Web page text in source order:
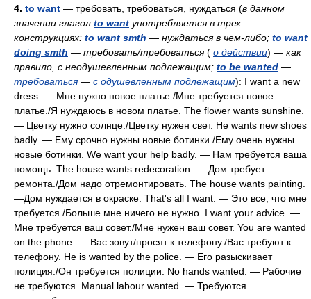
4. to want — требовать, требоваться, нуждаться (в данном
значении глагол to want употребляется в трех
конструкциях: to want smth — нуждаться в чем-либо; to want
doing smth — требовать/требоваться( о действии) — как
правило, с неодушевленным подлежащим; to be wanted —
требоваться— с одушевленным подлежащим): I want a new
dress. — Мне нужно новое платье./Мне требуется новое
платье./Я нуждаюсь в новом платье. The flower wants sunshine.
— Цветку нужно солнце./Цветку нужен свет. Не wants new shoes
badly. — Ему срочно нужны новые ботинки./Ему очень нужны
новые ботинки. We want your help badly. — Нам требуется ваша
помощь. The house wants redecoration. — Дом требует
ремонта./Дом надо отремонтировать. The house wants painting.
—Дом нуждается в окраске. That's all I want. — Это все, что мне
требуется./Больше мне ничего не нужно. I want your advice. —
Мне требуется ваш совет./Мне нужен ваш совет. You are wanted
on the phone. — Вас зовут/просят к телефону./Вас требуют к
телефону. Не is wanted by the police. — Его разыскивает
полиция./Он требуется полиции. No hands wanted. — Рабочие
не требуются. Manual labour wanted. — Требуются